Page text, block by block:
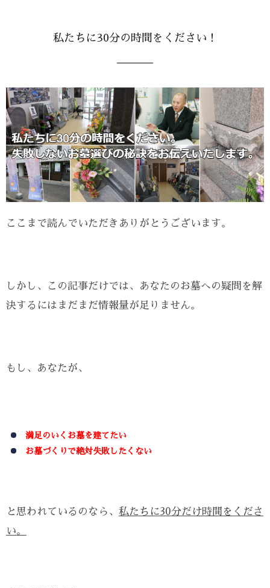
私たちに30分の時間をください！
ここまで読んでいただきありがとうございます。
しかし、この記事だけでは、あなたのお墓への疑問を解
決するにはまだまだ情報量が足りません。
もし、あなたが、
満足のいくお墓を建てたい
お墓づくりで絶対失敗したくない
と思われているのなら、 私たちに30分だけ時間をくださ
い。